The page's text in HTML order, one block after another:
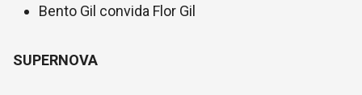
Bento Gil convida Flor Gil
SUPERNOVA